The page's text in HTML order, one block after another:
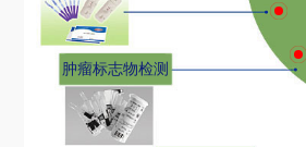
肿瘤标志物检测